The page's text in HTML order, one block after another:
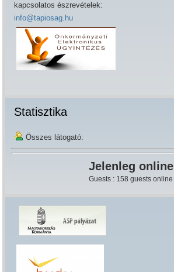
kapcsolatos észrevételek:
info@tapiosag.hu
Statisztika
Összes látogató:
Jelenleg online
Guests : 158 guests online